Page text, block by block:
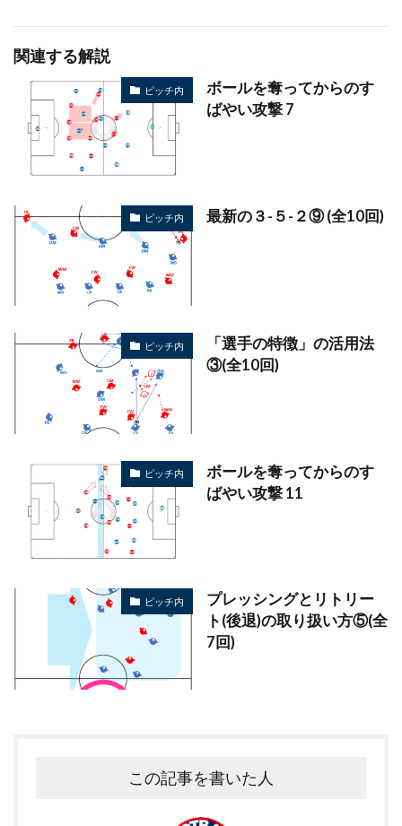
関連する解説
ピッチ内
ボールを奪ってからのす
ばやい攻撃 7
ピッチ内 最新の３-５-２⑨ (全10回)
ピッチ内
「選手の特徴」の活用法
③(全10回)
ピッチ内
ボールを奪ってからのす
ばやい攻撃 11
ピッチ内
プレッシングとリトリー
ト(後退)の取り扱い方⑤(全
7回)
この記事を書いた人